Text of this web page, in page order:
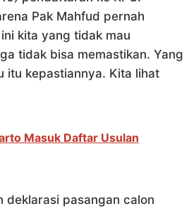
Pak Mahfud pernah
kita yang tidak mau
tidak bisa memastikan. Yang
itu kepastiannya. Kita lihat
Masuk Daftar Usulan
deklarasi pasangan calon